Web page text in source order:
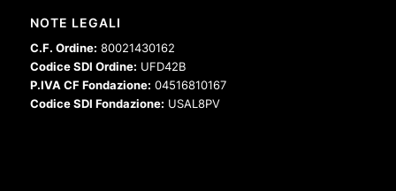
NOTE LEGALI
C.F. Ordine: 80021430162
Codice SDI Ordine: UFD42B
P.IVA CF Fondazione: 04516810167
Codice SDI Fondazione: USAL8PV